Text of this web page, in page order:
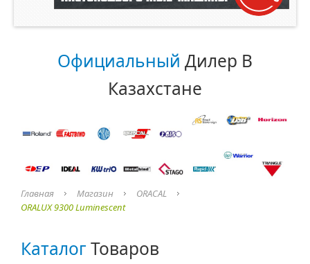
Официальный Дилер В
Казахстане
Главная Магазин
ORACAL
ORALUX 9300 Luminescent
КаталогТоваров